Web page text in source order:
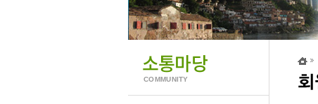
소통마당
COMMUNITY